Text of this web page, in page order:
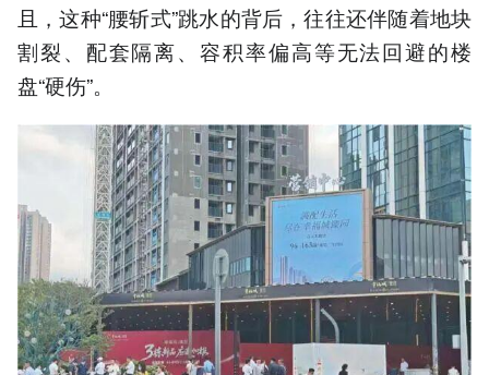
且，这种“腰斩式”跳水的背后，往往还伴随着地块
割裂、配套隔离、容积率偏高等无法回避的楼
盘“硬伤”。